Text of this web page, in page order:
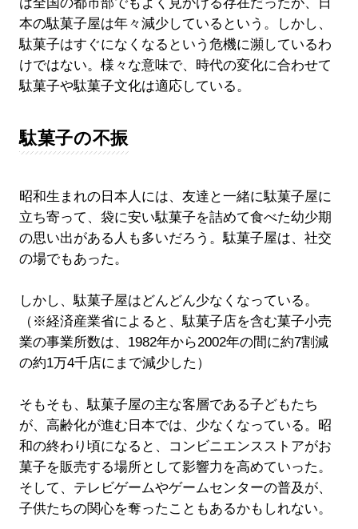
本の駄菓子屋は年々減少しているという。しかし、
駄菓子はすぐになくなるという危機に瀕しているわ
けではない。様々な意味で、時代の変化に合わせて
駄菓子や駄菓子文化は適応している。
駄菓子の不振
昭和生まれの日本人には、友達と一緒に駄菓子屋に
立ち寄って、袋に安い駄菓子を詰めて食べた幼少期
の思い出がある人も多いだろう。駄菓子屋は、社交
の場でもあった。
しかし、駄菓子屋はどんどん少なくなっている。
（※経済産業省によると、駄菓子店を含む菓子小売
業の事業所数は、1982年から2002年の間に約7割減
の約1万4千店にまで減少した）
そもそも、駄菓子屋の主な客層である子どもたち
が、高齢化が進む日本では、少なくなっている。昭
和の終わり頃になると、コンビニエンスストアがお
菓子を販売する場所として影響力を高めていった。
そして、テレビゲームやゲームセンターの普及が、
子供たちの関心を奪ったこともあるかもしれない。